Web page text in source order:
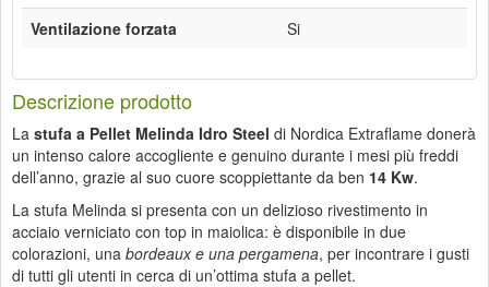
Ventilazione forzata
Si
Descrizione prodotto
La stufa a Pellet Melinda Idro Steel di Nordica Extraflame donerà
un intenso calore accogliente e genuino durante i mesi più freddi
dell’anno, grazie al suo cuore scoppiettante da ben 14 Kw.
La stufa Melinda si presenta con un delizioso rivestimento in
acciaio verniciato con top in maiolica: è disponibile in due
colorazioni, una bordeaux e una pergamena, per incontrare i gusti
di tutti gli utenti in cerca di un’ottima stufa a pellet.